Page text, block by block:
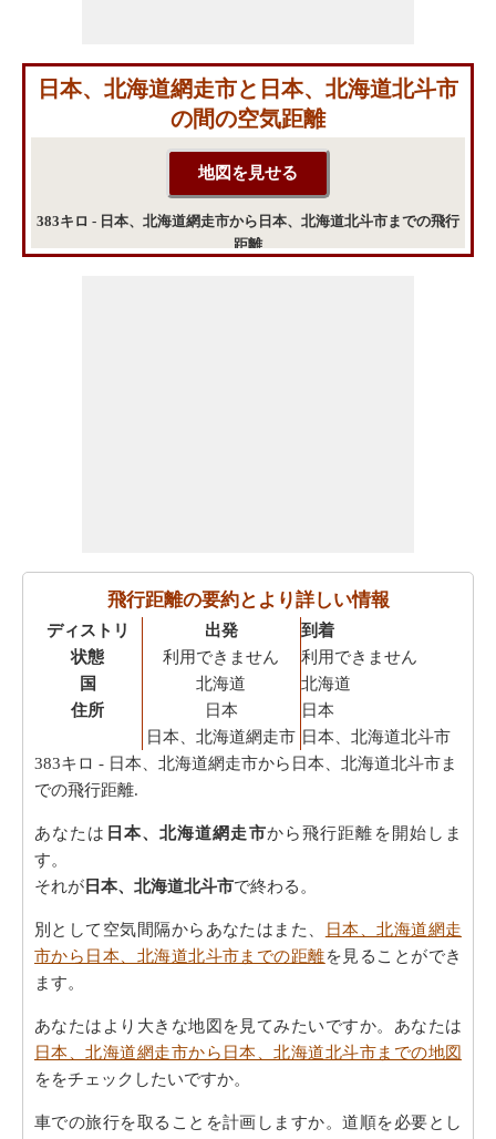
日本、北海道網走市と日本、北海道北斗市
の間の空気距離
383キロ - 日本、北海道網走市から日本、北海道北斗市までの飛行
距離
飛行距離の要約とより詳しい情報
ディストリ
状態
国
住所
出発
利用できません
北海道
日本
日本、北海道網走市
到着
利用できません
北海道
日本
日本、北海道北斗市
383キロ - 日本、北海道網走市から日本、北海道北斗市ま
での飛行距離.
あなたは 日本、北海道網走市から飛行距離を開始しま
す。
それが 日本、北海道北斗市で終わる。
別として空気間隔からあなたはまた、
日本、北海道網走
市から日本、北海道北斗市までの距離を見ることができ
ます。
あなたはより大きな地図を見てみたいですか。あなたは
日本、北海道網走市から日本、北海道北斗市までの地図
ををチェックしたいですか。
車での旅行を取ることを計画しますか。道順を必要とし